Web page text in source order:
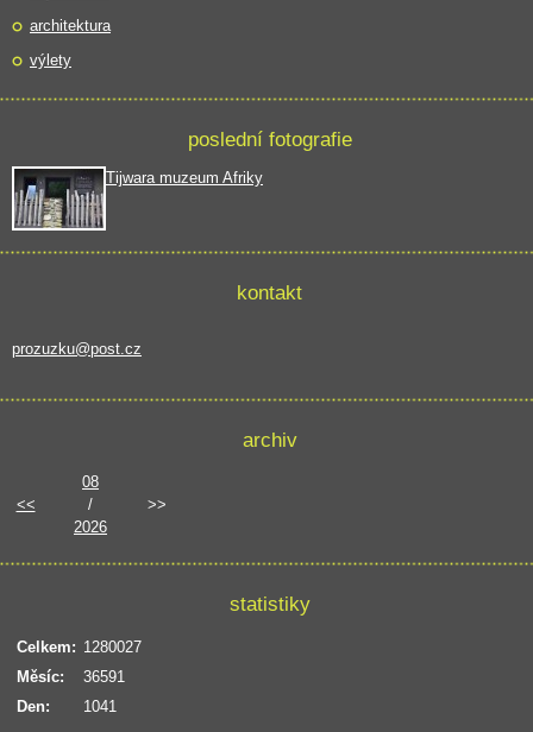
architektura
výlety
poslední fotografie
Tijwara muzeum Afriky
kontakt
prozuzku@post.cz
archiv
<<
08
/
2026
>>
statistiky
Celkem: 1280027
Měsíc:
36591
Den:
1041